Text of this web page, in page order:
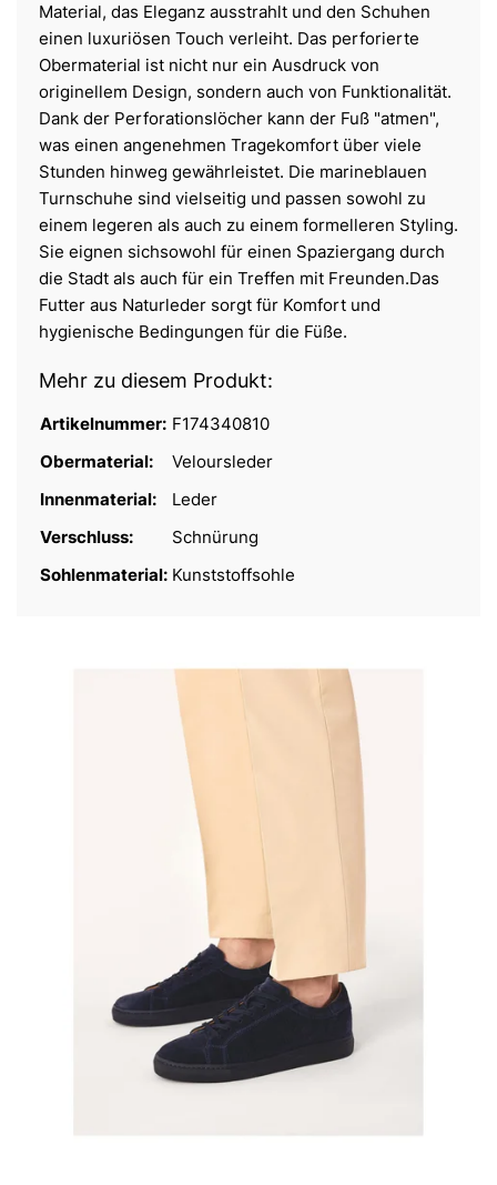
Material, das Eleganz ausstrahlt und den Schuhen
einen luxuriösen Touch verleiht. Das perforierte
Obermaterial ist nicht nur ein Ausdruck von
originellem Design, sondern auch von Funktionalität.
Dank der Perforationslöcher kann der Fuß "atmen",
was einen angenehmen Tragekomfort über viele
Stunden hinweg gewährleistet. Die marineblauen
Turnschuhe sind vielseitig und passen sowohl zu
einem legeren als auch zu einem formelleren Styling.
Sie eignen sichsowohl für einen Spaziergang durch
die Stadt als auch für ein Treffen mit Freunden.Das
Futter aus Naturleder sorgt für Komfort und
hygienische Bedingungen für die Füße.
Mehr zu diesem Produkt:
Artikelnummer: F174340810
Obermaterial:
Veloursleder
Innenmaterial:
Leder
Verschluss:
Schnürung
Sohlenmaterial: Kunststoffsohle